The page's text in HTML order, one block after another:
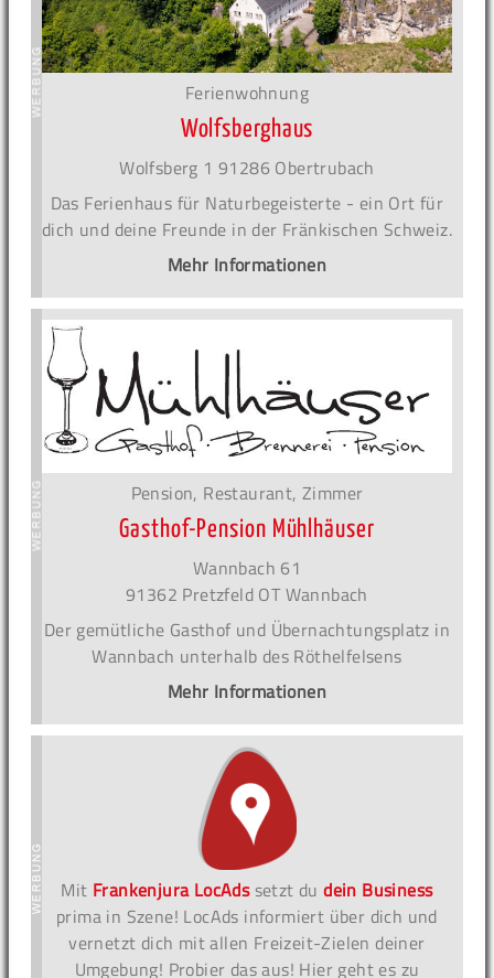
Ferienwohnung
Wolfsberghaus
Wolfsberg 1 91286 Obertrubach
Das Ferienhaus für Naturbegeisterte - ein Ort für
dich und deine Freunde in der Fränkischen Schweiz.
Mehr Informationen
Pension, Restaurant, Zimmer
Gasthof-Pension Mühlhäuser
Wannbach 61
91362 Pretzfeld OT Wannbach
Der gemütliche Gasthof und Übernachtungsplatz in
Wannbach unterhalb des Röthelfelsens
Mehr Informationen
Mit Frankenjura LocAdssetzt dudein Business
prima in Szene! LocAds informiert über dich und
vernetzt dich mit allen Freizeit-Zielen deiner
Umgebung! Probier das aus! Hier geht es zu